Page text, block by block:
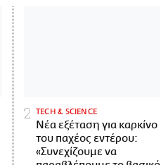
ΤECH & SCIENCE
Νέα εξέταση για καρκίνο
του παχέος εντέρου:
«Συνεχίζουμε να